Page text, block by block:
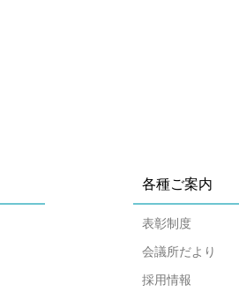
各種ご案内
表彰制度
会議所だより
採用情報